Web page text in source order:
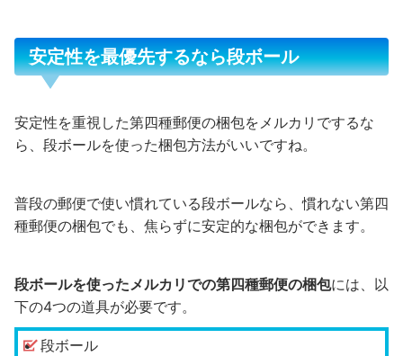
安定性を最優先するなら段ボール
安定性を重視した第四種郵便の梱包をメルカリでするな
ら、段ボールを使った梱包方法がいいですね。
普段の郵便で使い慣れている段ボールなら、慣れない第四
種郵便の梱包でも、焦らずに安定的な梱包ができます。
段ボールを使ったメルカリでの第四種郵便の梱包には、以
下の4つの道具が必要です。
段ボール